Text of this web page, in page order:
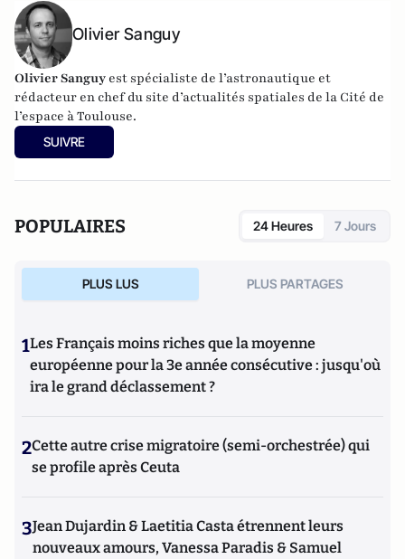
Olivier Sanguy
Olivier Sanguy est spécialiste de l’astronautique et
rédacteur en chef du site d’actualités spatiales de la Cité de
l’espace à Toulouse.
SUIVRE
POPULAIRES 24 Heures 7 Jours
PLUS LUS PLUS PARTAGES
1Les Français moins riches que la moyenne
européenne pour la 3e année consécutive : jusqu'où
ira le grand déclassement ?
2Cette autre crise migratoire (semi-orchestrée) qui
se profile après Ceuta
3Jean Dujardin & Laetitia Casta étrennent leurs
nouveaux amours, Vanessa Paradis & Samuel